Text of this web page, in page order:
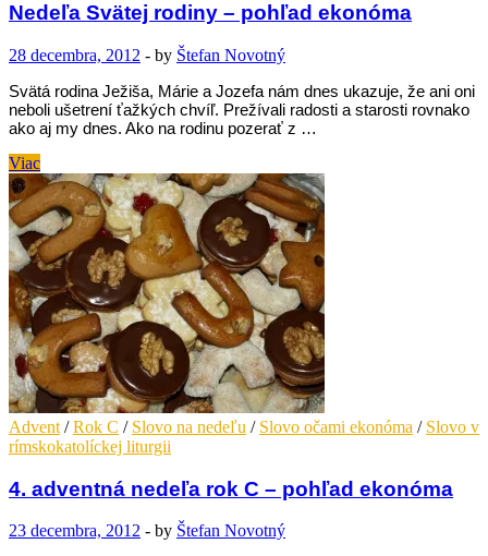
Nedeľa Svätej rodiny – pohľad ekonóma
28 decembra, 2012 - by Štefan Novotný
Svätá rodina Ježiša, Márie a Jozefa nám dnes ukazuje, že ani oni
neboli ušetrení ťažkých chvíľ. Prežívali radosti a starosti rovnako
ako aj my dnes. Ako na rodinu pozerať z …
Nedeľa
Svätej
rodiny
–
pohľad
ekonóma
Viac
Advent /Rok C / Slovo na nedeľu / Slovo očami ekonóma / Slovo v
rímskokatolíckej liturgii
4. adventná nedeľa rok C – pohľad ekonóma
23 decembra, 2012 - by Štefan Novotný